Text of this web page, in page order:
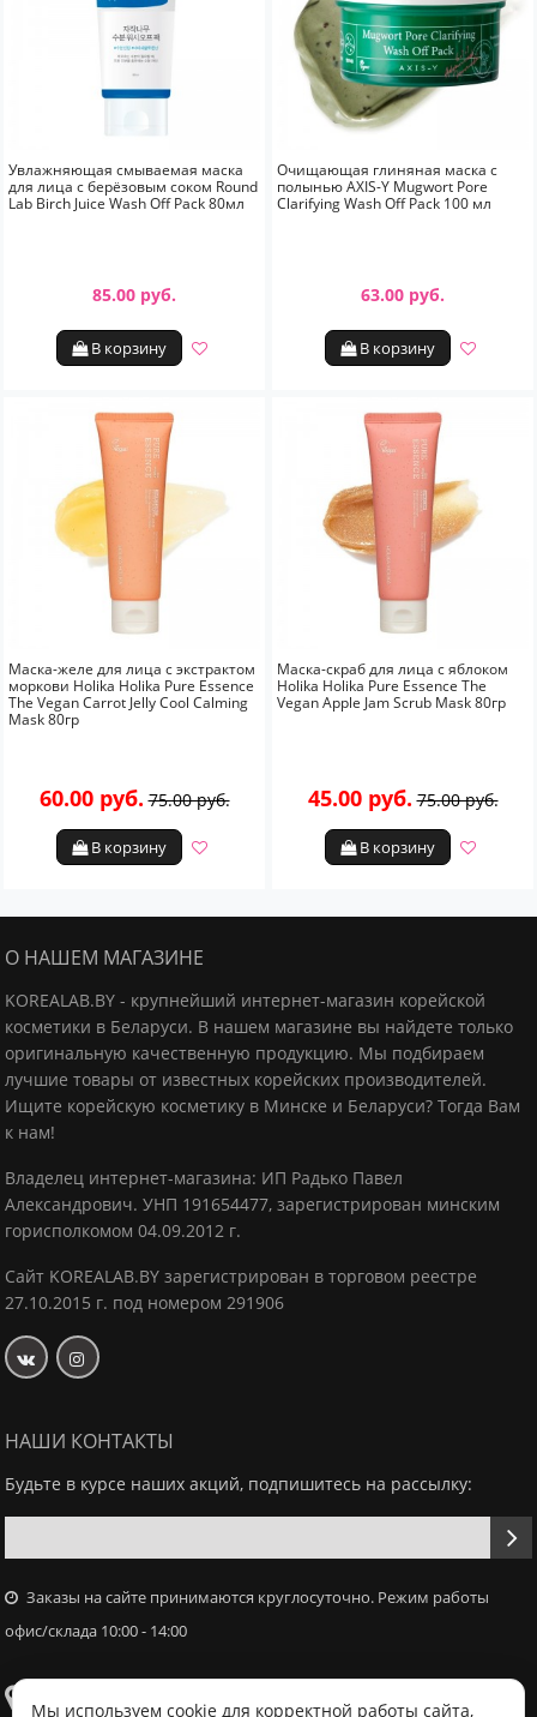
Увлажняющая смываемая маска
для лица с берёзовым соком Round
Lab Birch Juice Wash Off Pack 80мл
85.00 руб.
В корзину
Очищающая глиняная маска с
полынью AXIS-Y Mugwort Pore
Clarifying Wash Off Pack 100 мл
63.00 руб.
В корзину
Маска-желе для лица с экстрактом
моркови Holika Holika Pure Essence
The Vegan Carrot Jelly Cool Calming
Mask 80гр
60.00 руб. 75.00 руб.
В корзину
Маска-скраб для лица с яблоком
Holika Holika Pure Essence The
Vegan Apple Jam Scrub Mask 80гр
45.00 руб. 75.00 руб.
В корзину
О НАШЕМ МАГАЗИНЕ
KOREALAB.BY - крупнейший интернет-магазин корейской
косметики в Беларуси. В нашем магазине вы найдете только
оригинальную качественную продукцию. Мы подбираем
лучшие товары от известных корейских производителей.
Ищите корейскую косметику в Минске и Беларуси? Тогда Вам
к нам!
Владелец интернет-магазина: ИП Радько Павел
Александрович. УНП 191654477, зарегистрирован минским
горисполкомом 04.09.2012 г.
Сайт KOREALAB.BY зарегистрирован в торговом реестре
27.10.2015 г. под номером 291906
НАШИ КОНТАКТЫ
Будьте в курсе наших акций, подпишитесь на рассылку:
Заказы на сайте принимаются круглосуточно. Режим работы
офис/склада 10:00 - 14:00
Самовывоз
Мы используем cookie для корректной работы сайта,